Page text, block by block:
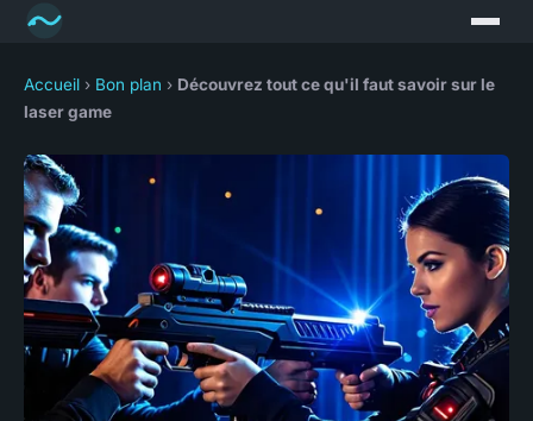
Accueil › Bon plan › Découvrez tout ce qu'il faut savoir sur le
laser game